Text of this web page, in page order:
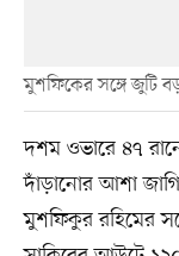
মুশফিকের সঙ্গে জুটি
দশম ওভারে ৪৭
দাঁড়ানোর আশা
মুশফিকুর রহিমের